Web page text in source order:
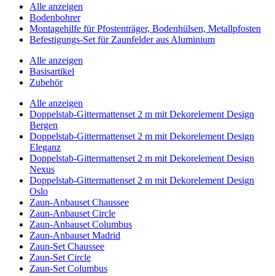
Alle anzeigen
Bodenbohrer
Montagehilfe für Pfostenträger, Bodenhülsen, Metallpfosten
Befestigungs-Set für Zaunfelder aus Aluminium
Alle anzeigen
Basisartikel
Zubehör
Alle anzeigen
Doppelstab-Gittermattenset 2 m mit Dekorelement Design
Bergen
Doppelstab-Gittermattenset 2 m mit Dekorelement Design
Eleganz
Doppelstab-Gittermattenset 2 m mit Dekorelement Design
Nexus
Doppelstab-Gittermattenset 2 m mit Dekorelement Design
Oslo
Zaun-Anbauset Chaussee
Zaun-Anbauset Circle
Zaun-Anbauset Columbus
Zaun-Anbauset Madrid
Zaun-Set Chaussee
Zaun-Set Circle
Zaun-Set Columbus